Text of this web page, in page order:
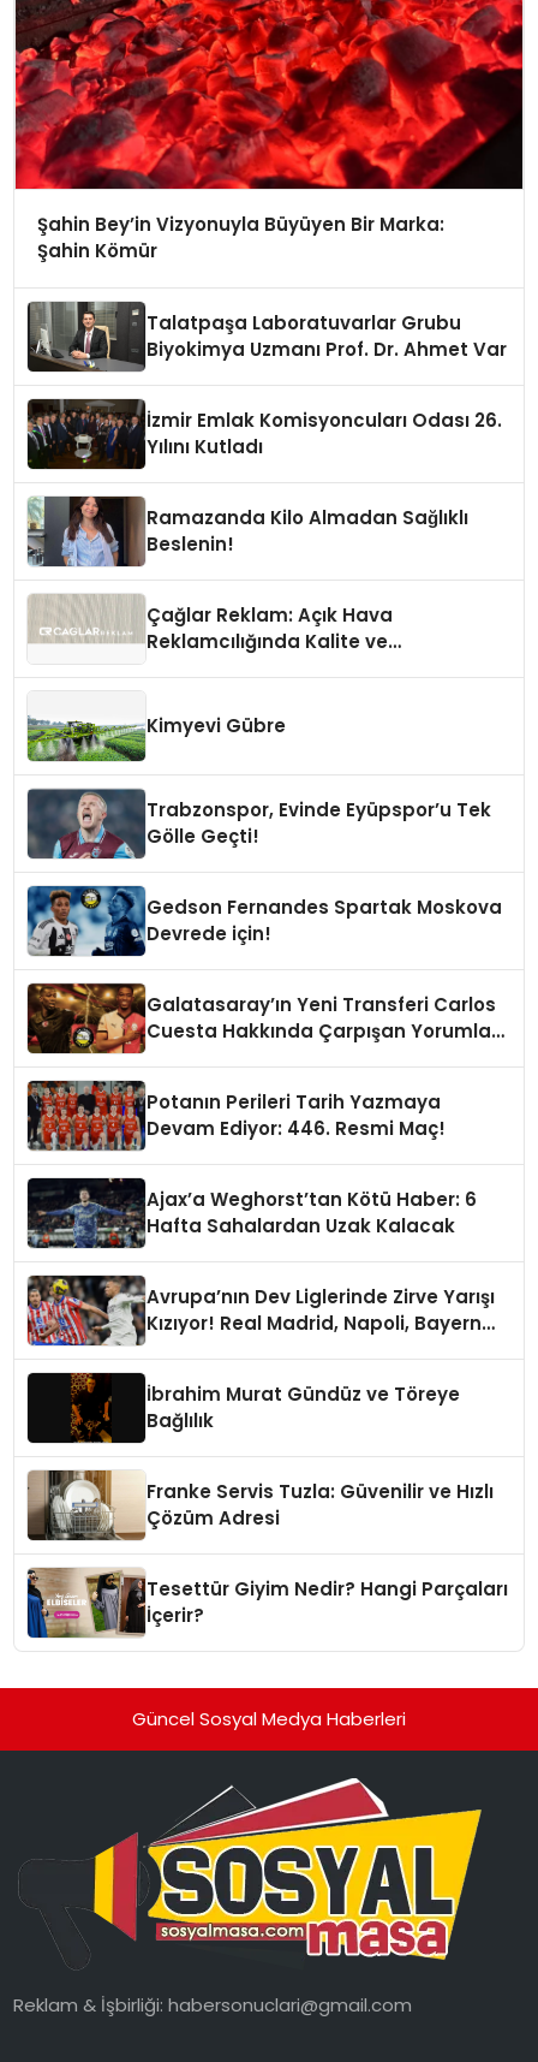
Şahin Bey’in Vizyonuyla Büyüyen Bir Marka:
Şahin Kömür
Talatpaşa Laboratuvarlar Grubu
Biyokimya Uzmanı Prof. Dr. Ahmet Var
İzmir Emlak Komisyoncuları Odası 26.
Yılını Kutladı
Ramazanda Kilo Almadan Sağlıklı
Beslenin!
Çağlar Reklam: Açık Hava
Reklamcılığında Kalite ve
Kimyevi Gübre
Trabzonspor, Evinde Eyüpspor’u Tek
Gölle Geçti!
Gedson Fernandes Spartak Moskova
Devrede için!
Galatasaray’ın Yeni Transferi Carlos
Cuesta Hakkında Çarpışan Yorumlar:
Potanın Perileri Tarih Yazmaya
Devam Ediyor: 446. Resmi Maç!
Ajax’a Weghorst’tan Kötü Haber: 6
Hafta Sahalardan Uzak Kalacak
Avrupa’nın Dev Liglerinde Zirve Yarışı
Kızıyor! Real Madrid, Napoli, Bayern
İbrahim Murat Gündüz ve Töreye
Bağlılık
Franke Servis Tuzla: Güvenilir ve Hızlı
Çözüm Adresi
Tesettür Giyim Nedir? Hangi Parçaları
İçerir?
Güncel Sosyal Medya Haberleri
Reklam & İşbirliği:habersonuclari@gmail.com